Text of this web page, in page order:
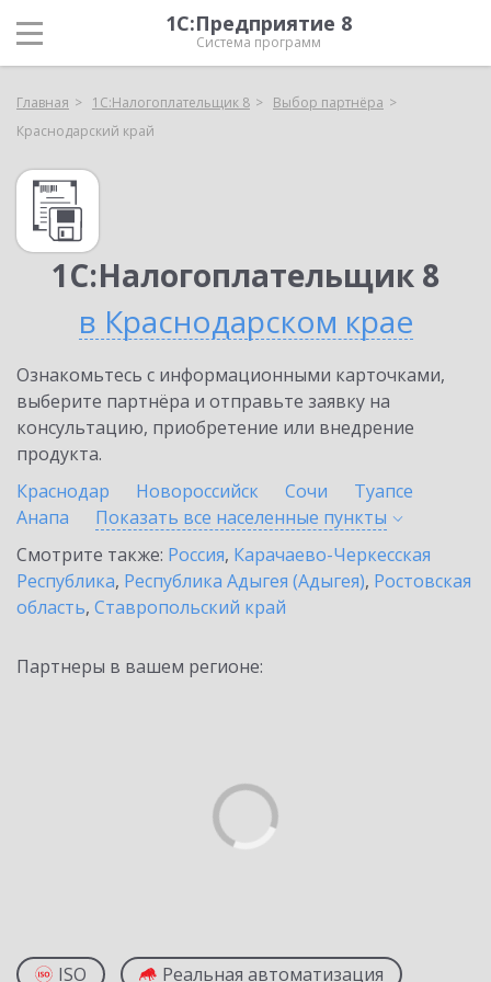
1С:Предприятие 8
Система программ
Главная 1С:Налогоплательщик 8
Выбор партнёра
Краснодарский край
1С:Налогоплательщик 8
в Краснодарском крае
Ознакомьтесь с информационными карточками,
выберите партнёра и отправьте заявку на
консультацию, приобретение или внедрение
продукта.
Краснодар
Новороссийск Сочи
Туапсе
Анапа
Показать все населенные пункты
Смотрите также: Россия, Карачаево-Черкесская
Республика, Республика Адыгея (Адыгея), Ростовская
область, Ставропольский край
Партнеры в вашем регионе:
ISO Реальная автоматизация